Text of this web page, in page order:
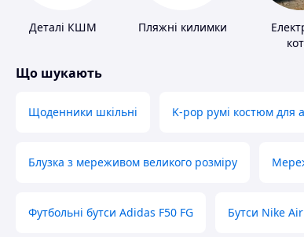
Деталі КШМ Пляжні килимки
Що шукають
Щоденники шкільні K-pop румі костюм для
Блузка з мереживом великого розміру
Футбольні бутси Adidas F50 FG Бутси Nike